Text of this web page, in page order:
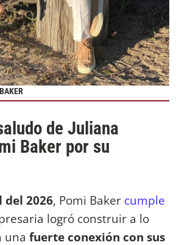
de Juliana
Baker por su
del 2026, Pomi Baker cumple
logró construir a lo
una fuerte conexión con sus